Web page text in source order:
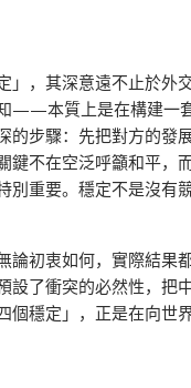
」，其深意遠不止於
——本質上是在構建一
步驟：先把對方的發
鍵不在空泛呼籲和平，
別重要。穩定不是沒有
論初衷如何，實際結果
設了衝突的必然性，把
個穩定」，正是在向世